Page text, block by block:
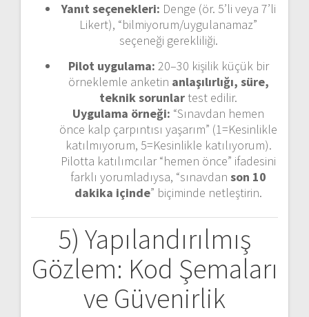
Yanıt seçenekleri: Denge (ör. 5’li veya 7’li
Likert), “bilmiyorum/uygulanamaz”
seçeneği gerekliliği.
Pilot uygulama: 20–30 kişilik küçük bir
örneklemle anketin anlaşılırlığı, süre,
teknik sorunlartest edilir.
Uygulama örneği: “Sınavdan hemen
önce kalp çarpıntısı yaşarım” (1=Kesinlikle
katılmıyorum, 5=Kesinlikle katılıyorum).
Pilotta katılımcılar “hemen önce” ifadesini
farklı yorumladıysa, “sınavdan son 10
dakika içinde” biçiminde netleştirin.
5) Yapılandırılmış
Gözlem: Kod Şemaları
ve Güvenirlik